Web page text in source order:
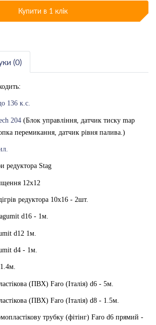
Купити в 1 клік
(0)
136 к.с.
204 (Блок управління, датчик тиску map
перемикання, датчик рівня палива.)
редуктора Stag
12х12
редуктора 10х16 - 2шт.
d16 - 1м.
d12 1м.
d4 - 1м.
(ПВХ) Faro (Італія) d6 - 5м.
(ПВХ) Faro (Італія) d8 - 1.5м.
трубку (фітінг) Faro d6 прямий -